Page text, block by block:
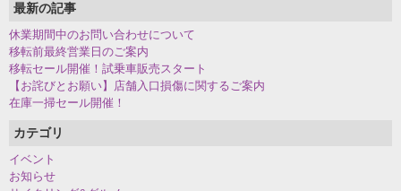
最新の記事
休業期間中のお問い合わせについて
移転前最終営業日のご案内
移転セール開催！試乗車販売スタート
【お詫びとお願い】店舗入口損傷に関するご案内
在庫一掃セール開催！
カテゴリ
イベント
お知らせ